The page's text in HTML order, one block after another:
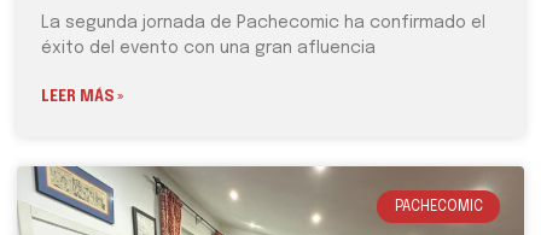
La segunda jornada de Pachecomic ha confirmado el
éxito del evento con una gran afluencia
LEER MÁS »
PACHECOMIC